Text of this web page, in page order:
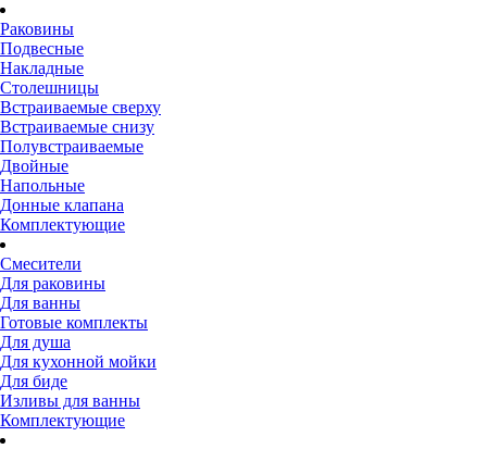
Раковины
Подвесные
Накладные
Столешницы
Встраиваемые сверху
Встраиваемые снизу
Полувстраиваемые
Двойные
Напольные
Донные клапана
Комплектующие
Смесители
Для раковины
Для ванны
Готовые комплекты
Для душа
Для кухонной мойки
Для биде
Изливы для ванны
Комплектующие